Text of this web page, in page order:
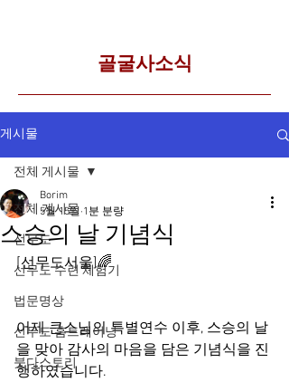
​골굴사소식
게시물
전체 게시물
선무도
선무도 수련 체험기
법문명상
선무도 홈트레이닝
붓다스토리
전체 게시물
스승의 날 기념식
Borim
5월 15일 1분 분량
[선무도서울]🌈
어제 큰스님의 특별연수 이후, 스승의 날
을 맞아 감사의 마음을 담은 기념식을 진
행하였습니다.